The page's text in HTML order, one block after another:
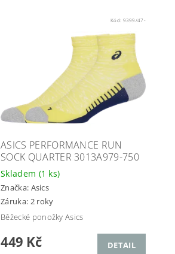
Kód: 9399/47-
ASICS PERFORMANCE RUN
SOCK QUARTER 3013A979-750
Skladem (1 ks)
Značka: Asics
Záruka: 2 roky
Běžecké ponožky Asics
449 Kč DETAIL